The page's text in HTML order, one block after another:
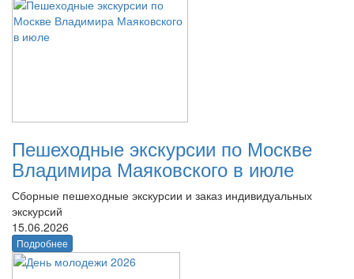
Пешеходные экскурсии по Москве
Владимира Маяковского в июле
Сборные пешеходные экскурсии и заказ индивидуальных
экскурсий
15.06.2026
Подробнее